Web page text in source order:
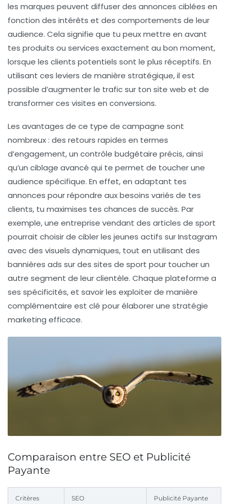
les marques peuvent diffuser des annonces ciblées en
fonction des intérêts et des comportements de leur
audience. Cela signifie que tu peux mettre en avant
tes produits ou services exactement au bon moment,
lorsque les clients potentiels sont le plus réceptifs. En
utilisant ces leviers de manière stratégique, il est
possible d’augmenter le traficsur ton site web et de
transformer ces visites en conversions.
Les avantages de ce type de campagne sont
nombreux : des retours rapides en termes
d’engagement, un contrôle budgétaire précis, ainsi
qu’un ciblage avancé qui te permet de toucher une
audience spécifique. En effet, en adaptant tes
annonces pour répondre aux besoins variés de tes
clients, tu maximises tes chances de succès. Par
exemple, une entreprise vendant des articles de sport
pourrait choisir de cibler les jeunes actifs sur Instagram
avec des visuels dynamiques, tout en utilisant des
bannières ads sur des sites de sport pour toucher un
autre segment de leur clientèle. Chaque plateforme a
ses spécificités, et savoir les exploiter de manière
complémentaire est clé pour élaborer une stratégie
marketing efficace.
Comparaison entre SEO et Publicité
Payante
Critères SEO Publicité Payante